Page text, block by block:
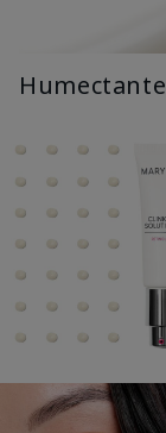
Humectante